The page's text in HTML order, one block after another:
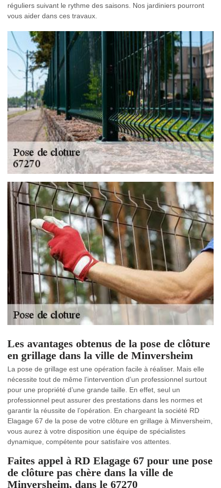
réguliers suivant le rythme des saisons. Nos jardiniers pourront
vous aider dans ces travaux.
Les avantages obtenus de la pose de clôture
en grillage dans la ville de Minversheim
La pose de grillage est une opération facile à réaliser. Mais elle
nécessite tout de même l’intervention d’un professionnel surtout
pour une propriété d’une grande taille. En effet, seul un
professionnel peut assurer des prestations dans les normes et
garantir la réussite de l’opération. En chargeant la société RD
Elagage 67 de la pose de votre clôture en grillage à Minversheim,
vous aurez à votre disposition une équipe de spécialistes
dynamique, compétente pour satisfaire vos attentes.
Faites appel à RD Elagage 67 pour une pose
de clôture pas chère dans la ville de
Minversheim, dans le 67270